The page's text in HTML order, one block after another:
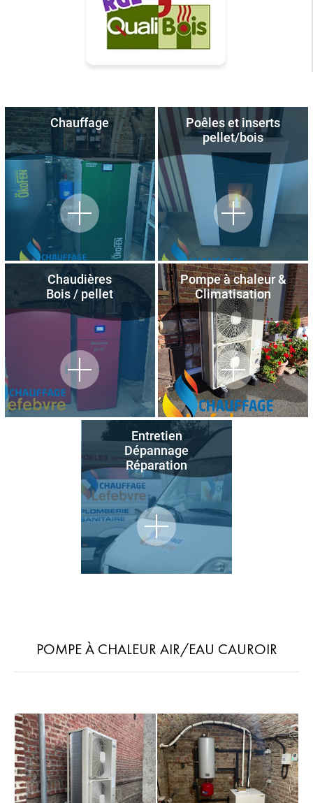
Chauffage
Poêles et inserts
pellet/bois
Chaudières
Bois / pellet
Pompe à chaleur &
Climatisation
Entretien
Dépannage
Réparation
POMPE À CHALEUR AIR/EAU CAUROIR